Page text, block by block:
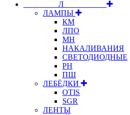
⠀⠀⠀⠀⠀⠀Л⠀⠀⠀⠀⠀⠀⠀
ЛАМПЫ
КМ
ЛПО
МН
НАКАЛИВАНИЯ
СВЕТОДИОДНЫЕ
РН
ПШ
ЛЕБЁДКИ
OTIS
SGR
ЛЕНТЫ